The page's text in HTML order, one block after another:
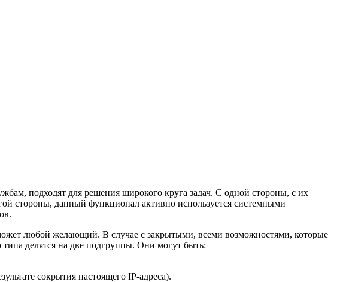
подходят для решения широкого круга задач. С одной стороны, с их
стороны, данный функционал активно используется системными
любой желающий. В случае с закрытыми, всеми возможностями, которые
делятся на две подгруппы. Они могут быть:
сокрытия настоящего IP-адреса).